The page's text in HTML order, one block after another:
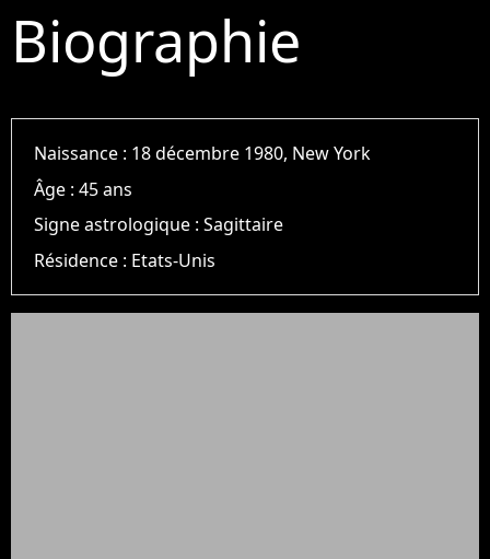
Biographie
Naissance : 18 décembre 1980, New York
Âge :45 ans
Signe astrologique :Sagittaire
Résidence : Etats-Unis